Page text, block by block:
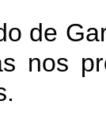
de
nos